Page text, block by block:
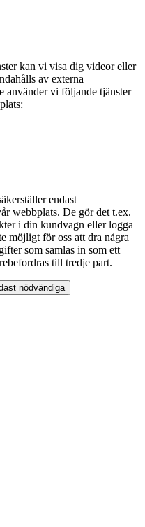
kan vi visa dig videor eller
av externa
använder vi följande tjänster
endast
webbplats. De gör det t.ex.
i din kundvagn eller logga
möjligt för oss att dra några
som samlas in som ett
till tredje part.
nödvändiga